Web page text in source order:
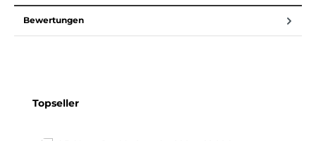
Bewertungen
Produktgalerie überspringen
Topseller